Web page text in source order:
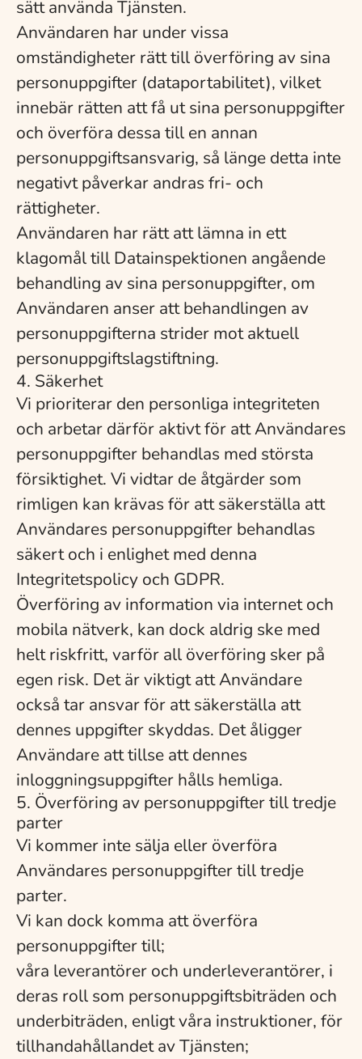
sätt använda Tjänsten.
Användaren har under vissa
omständigheter rätt till överföring av sina
personuppgifter (dataportabilitet), vilket
innebär rätten att få ut sina personuppgifter
och överföra dessa till en annan
personuppgiftsansvarig, så länge detta inte
negativt påverkar andras fri- och
rättigheter.
Användaren har rätt att lämna in ett
klagomål till Datainspektionen angående
behandling av sina personuppgifter, om
Användaren anser att behandlingen av
personuppgifterna strider mot aktuell
personuppgiftslagstiftning.
4. Säkerhet
Vi prioriterar den personliga integriteten
och arbetar därför aktivt för att Användares
personuppgifter behandlas med största
försiktighet. Vi vidtar de åtgärder som
rimligen kan krävas för att säkerställa att
Användares personuppgifter behandlas
säkert och i enlighet med denna
Integritetspolicy och GDPR.
Överföring av information via internet och
mobila nätverk, kan dock aldrig ske med
helt riskfritt, varför all överföring sker på
egen risk. Det är viktigt att Användare
också tar ansvar för att säkerställa att
dennes uppgifter skyddas. Det åligger
Användare att tillse att dennes
inloggningsuppgifter hålls hemliga.
5. Överföring av personuppgifter till tredje
parter
Vi kommer inte sälja eller överföra
Användares personuppgifter till tredje
parter.
Vi kan dock komma att överföra
personuppgifter till;
våra leverantörer och underleverantörer, i
deras roll som personuppgiftsbiträden och
underbiträden, enligt våra instruktioner, för
tillhandahållandet av Tjänsten;